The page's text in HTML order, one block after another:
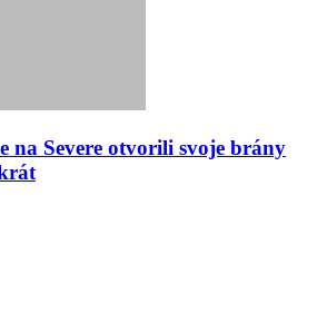
na Severe otvorili svoje brány